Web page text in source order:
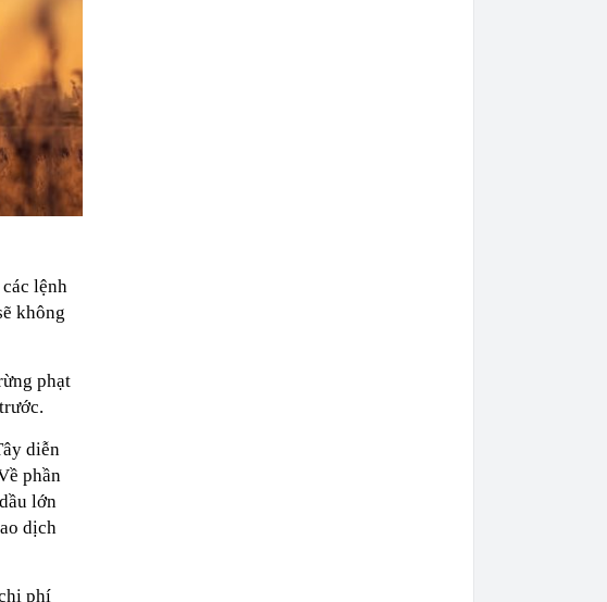
lệnh
không
phạt
diễn
phần
lớn
dịch
phí